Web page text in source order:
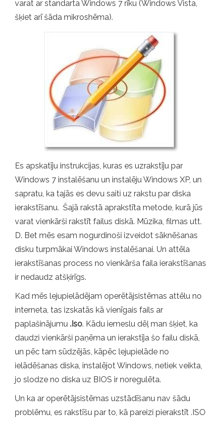
varat ar standarta Windows 7 rīku (Windows Vista,
šķiet arī šāda mikroshēma).
Es apskatīju instrukcijas, kuras es uzrakstīju par
Windows 7 instalēšanu un instalēju Windows XP, un
sapratu, ka tajās es devu saiti uz rakstu par diska
ierakstīšanu. Šajā rakstā aprakstīta metode, kurā jūs
varat vienkārši rakstīt failus diskā. Mūzika, filmas utt.
D. Bet mēs esam nogurdinoši izveidot sāknēšanas
disku turpmākai Windows instalēšanai. Un attēla
ierakstīšanas process no vienkārša faila ierakstīšanas
ir nedaudz atšķirīgs.
Kad mēs lejupielādējam operētājsistēmas attēlu no
interneta, tas izskatās kā vienīgais fails ar
paplašinājumu .Iso. Kādu iemeslu dēļ man šķiet, ka
daudzi vienkārši paņēma un ierakstīja šo failu diskā,
un pēc tam sūdzējās, kāpēc lejupielāde no
ielādēšanas diska, instalējot Windows, netiek veikta,
jo slodze no diska uz BIOS ir noregulēta.
Un ka ar operētājsistēmas uzstādīšanu nav šādu
problēmu, es rakstīšu par to, kā pareizi pierakstīt .ISO